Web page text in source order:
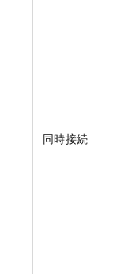
同時接続